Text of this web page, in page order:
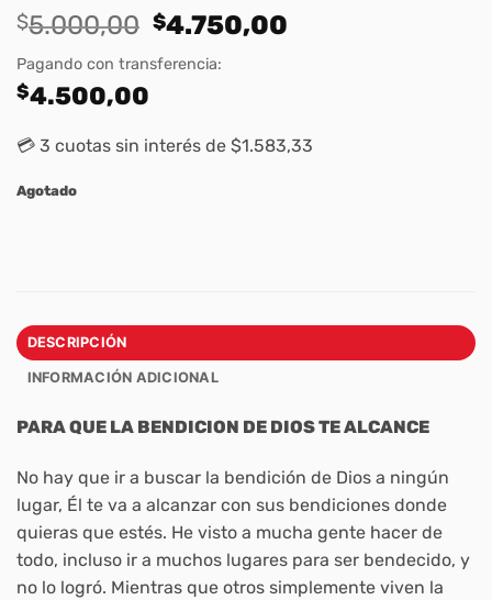
$5.000,00 Original
price
was:
$4.750,00
Pagando con transferencia:
$4.500,00
💳 3 cuotas sin interés de $1.583,33
Agotado
DESCRIPCIÓN
INFORMACIÓN ADICIONAL
PARA QUE LA BENDICION DE DIOS TE ALCANCE
No hay que ir a buscar la bendición de Dios a ningún
lugar, Él te va a alcanzar con sus bendiciones donde
quieras que estés. He visto a mucha gente hacer de
todo, incluso ir a muchos lugares para ser bendecido, y
no lo logró. Mientras que otros simplemente viven la